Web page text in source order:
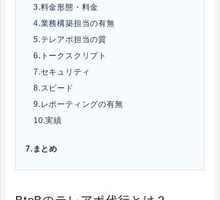
3.料金形態・料金
4.業務構築担当の有無
5.テレアポ担当の質
6.トークスクリプト
7.セキュリティ
8.スピード
9.レポーティングの有無
10.実績
7. まとめ